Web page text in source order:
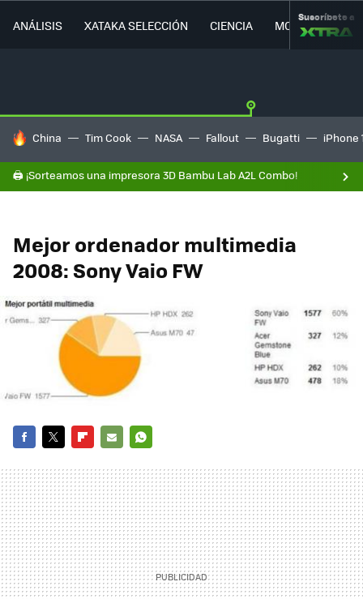
ANÁLISIS XATAKA SELECCIÓN CIENCIA MOVILIDAD
Suscríbete a
HOY SE HABLA DE
China Tim Cook NASA Fallout Bugatti iPhone
🖨️ ¡Sorteamos una impresora 3D Bambu Lab A2L Combo!
Mejor ordenador multimedia
2008: Sony Vaio FW
MAIL